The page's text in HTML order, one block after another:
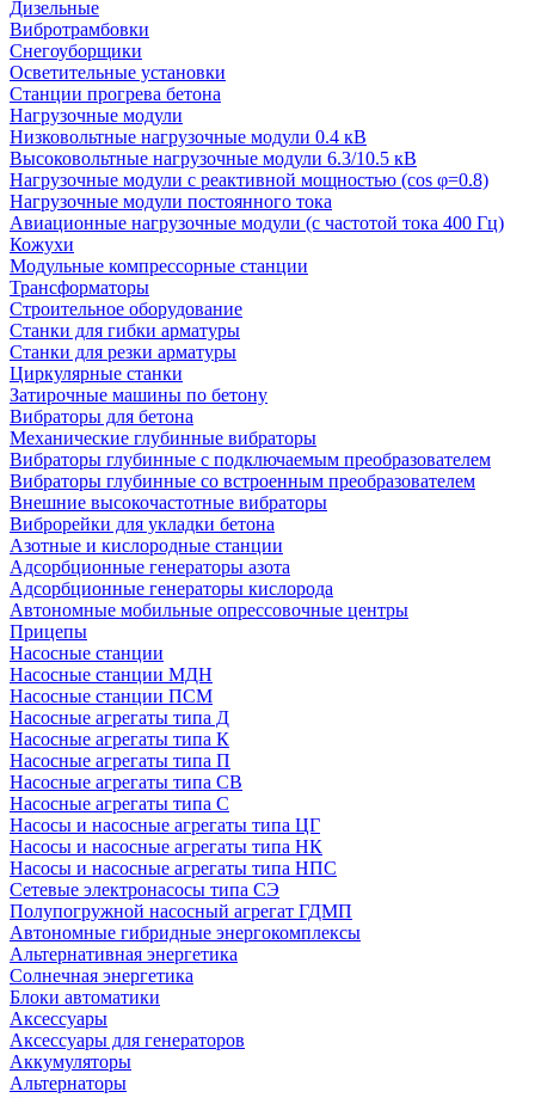
Дизельные
Вибротрамбовки
Снегоуборщики
Осветительные установки
Станции прогрева бетона
Нагрузочные модули
Низковольтные нагрузочные модули 0.4 кВ
Высоковольтные нагрузочные модули 6.3/10.5 кВ
Нагрузочные модули с реактивной мощностью (cos φ=0.8)
Нагрузочные модули постоянного тока
Авиационные нагрузочные модули (с частотой тока 400 Гц)
Кожухи
Модульные компрессорные станции
Трансформаторы
Строительное оборудование
Станки для гибки арматуры
Станки для резки арматуры
Циркулярные станки
Затирочные машины по бетону
Вибраторы для бетона
Механические глубинные вибраторы
Вибраторы глубинные с подключаемым преобразователем
Вибраторы глубинные со встроенным преобразователем
Внешние высокочастотные вибраторы
Виброрейки для укладки бетона
Азотные и кислородные станции
Адсорбционные генераторы азота
Адсорбционные генераторы кислорода
Автономные мобильные опрессовочные центры
Прицепы
Насосные станции
Насосные станции МДН
Насосные станции ПСМ
Насосные агрегаты типа Д
Насосные агрегаты типа К
Насосные агрегаты типа П
Насосные агрегаты типа СВ
Насосные агрегаты типа С
Насосы и насосные агрегаты типа ЦГ
Насосы и насосные агрегаты типа НК
Насосы и насосные агрегаты типа НПС
Сетевые электронасосы типа СЭ
Полупогружной насосный агрегат ГДМП
Автономные гибридные энергокомплексы
Альтернативная энергетика
Солнечная энергетика
Блоки автоматики
Аксессуары
Аксессуары для генераторов
Аккумуляторы
Альтернаторы